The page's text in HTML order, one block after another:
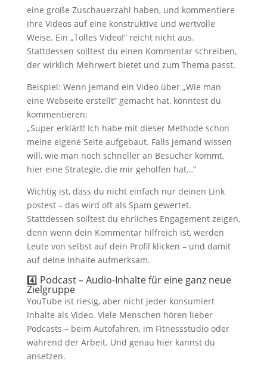
eine große Zuschauerzahl haben, und kommentiere
ihre Videos auf eine konstruktive und wertvolle
Weise. Ein „Tolles Video!“ reicht nicht aus.
Stattdessen solltest du einen Kommentar schreiben,
der wirklich Mehrwert bietet und zum Thema passt.
Beispiel: Wenn jemand ein Video über „Wie man
eine Webseite erstellt“ gemacht hat, könntest du
kommentieren:
„Super erklärt! Ich habe mit dieser Methode schon
meine eigene Seite aufgebaut. Falls jemand wissen
will, wie man noch schneller an Besucher kommt,
hier eine Strategie, die mir geholfen hat…“
Wichtig ist, dass du nicht einfach nur deinen Link
postest – das wird oft als Spam gewertet.
Stattdessen solltest du ehrliches Engagement zeigen,
denn wenn dein Kommentar hilfreich ist, werden
Leute von selbst auf dein Profil klicken – und damit
auf deine Inhalte aufmerksam.
4️⃣ Podcast – Audio-Inhalte für eine ganz neue
Zielgruppe
YouTube ist riesig, aber nicht jeder konsumiert
Inhalte als Video. Viele Menschen hören lieber
Podcasts – beim Autofahren, im Fitnessstudio oder
während der Arbeit. Und genau hier kannst du
ansetzen.